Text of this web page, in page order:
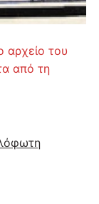
αρχείο του
από τη